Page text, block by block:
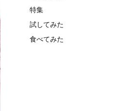
特集
試してみた
食べてみた